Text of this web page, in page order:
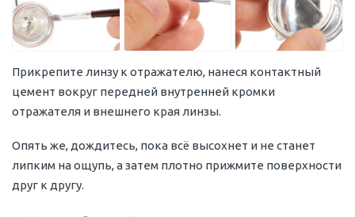
Прикрепите линзу к отражателю, нанеся контактный
цемент вокруг передней внутренней кромки
отражателя и внешнего края линзы.
Опять же, дождитесь, пока всё высохнет и не станет
липким на ощупь, а затем плотно прижмите поверхности
друг к другу.